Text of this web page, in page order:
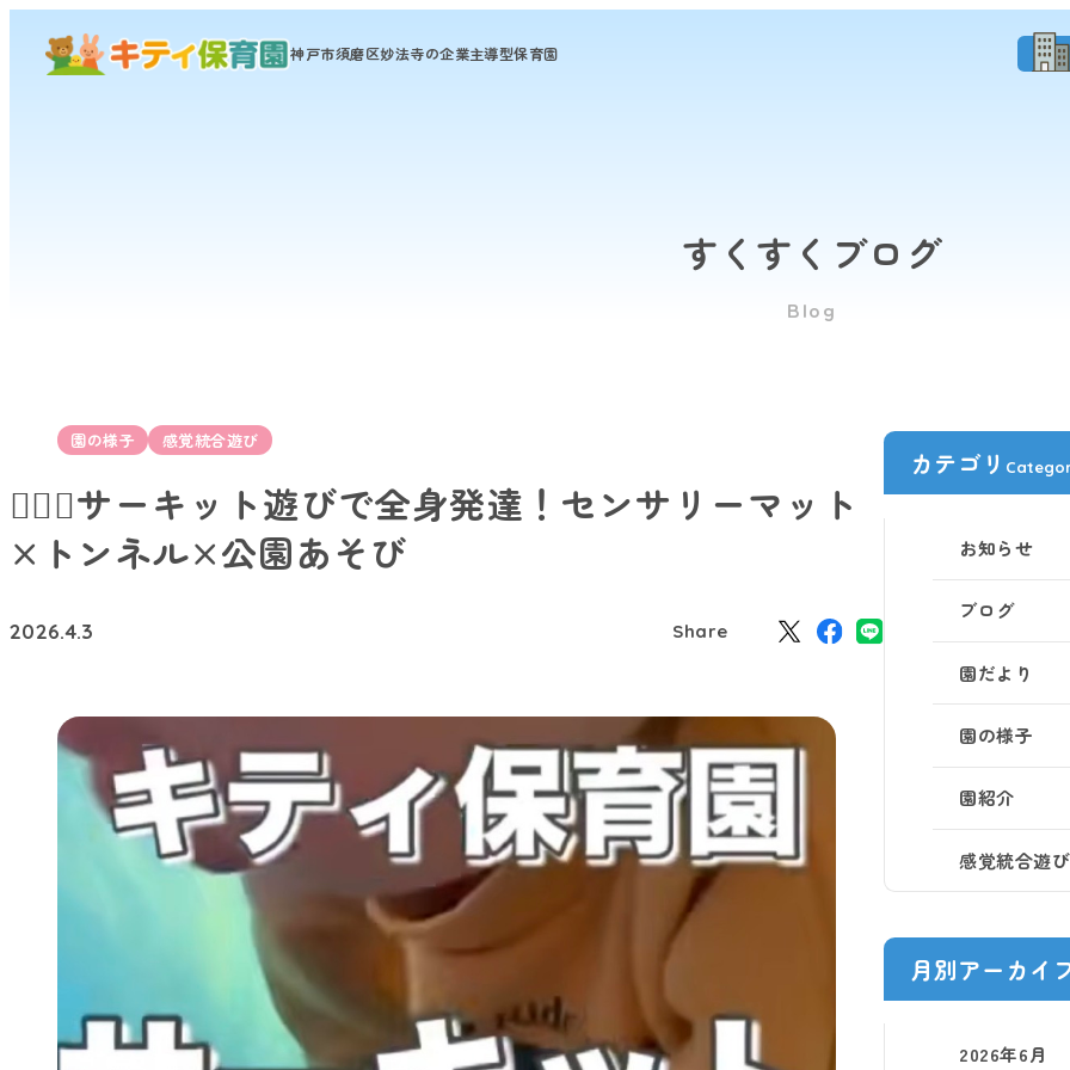
神戸市須磨区妙法寺の企業主導型保育園
すくすくブログ
Blog
園の様子 感覚統合遊び
🏃‍♂️✨サーキット遊びで全身発達！センサリーマット
×トンネル×公園あそび
2026.4.3 Share
カテゴリ
お知らせ
ブログ
園だより
園の様子
園紹介
感覚統合遊び
月別アーカイ
2026年6月